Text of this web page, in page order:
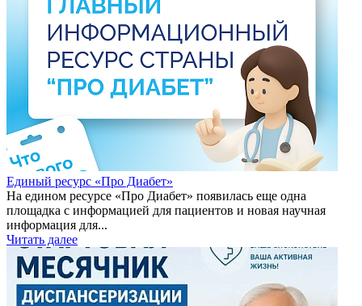
Единый ресурс «Про Диабет»
На едином ресурсе «Про Диабет» появилась еще одна
площадка с информацией для пациентов и новая научная
информация для...
Читать далее